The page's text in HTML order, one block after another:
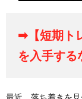
➡【短期ト
を入手する